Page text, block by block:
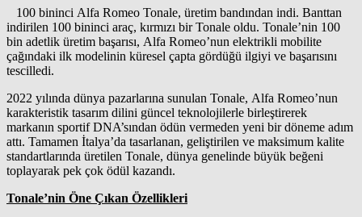
100 bininci Alfa Romeo Tonale, üretim bandından indi. Banttan
indirilen 100 bininci araç, kırmızı bir Tonale oldu. Tonale’nin 100
bin adetlik üretim başarısı, Alfa Romeo’nun elektrikli mobilite
çağındaki ilk modelinin küresel çapta gördüğü ilgiyi ve başarısını
tescilledi.
2022 yılında dünya pazarlarına sunulan Tonale, Alfa Romeo’nun
karakteristik tasarım dilini güncel teknolojilerle birleştirerek
markanın sportif DNA’sından ödün vermeden yeni bir döneme adım
attı. Tamamen İtalya’da tasarlanan, geliştirilen ve maksimum kalite
standartlarında üretilen Tonale, dünya genelinde büyük beğeni
toplayarak pek çok ödül kazandı.
Tonale’nin Öne Çıkan Özellikleri